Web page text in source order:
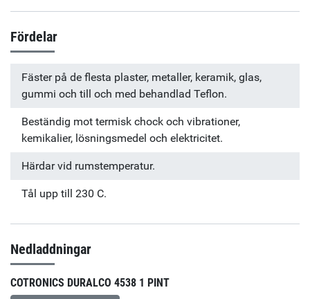
Fördelar
Fäster på de flesta plaster, metaller, keramik, glas,
gummi och till och med behandlad Teflon.
Beständig mot termisk chock och vibrationer,
kemikalier, lösningsmedel och elektricitet.
Härdar vid rumstemperatur.
Tål upp till 230 C.
Nedladdningar
COTRONICS DURALCO 4538 1 PINT